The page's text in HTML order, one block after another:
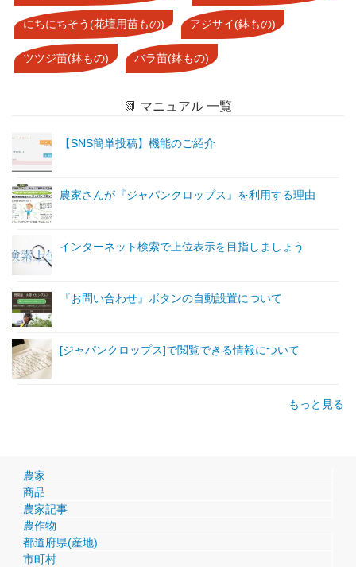
にちにちそう(花壇用苗もの) アジサイ(鉢もの)
ツツジ苗(鉢もの) バラ苗(鉢もの)
📗 マニュアル 一覧
【SNS簡単投稿】機能のご紹介
農家さんが『ジャパンクロップス』を利用する理由
インターネット検索で上位表示を目指しましょう
『お問い合わせ』ボタンの自動設置について
[ジャパンクロップス]で閲覧できる情報について
もっと見る
農家
商品
農家記事
農作物
都道府県(産地)
市町村